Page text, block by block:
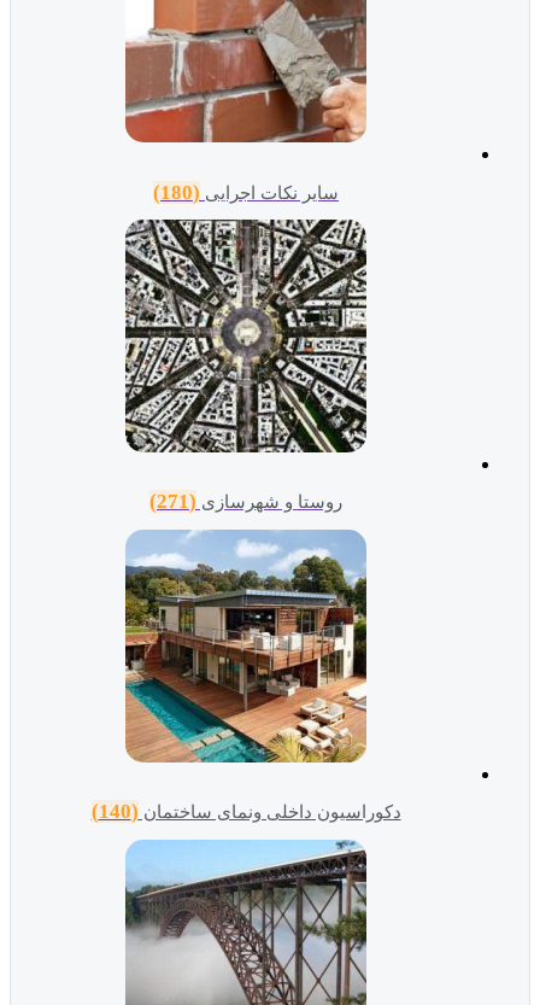
سایر نکات اجرایی
روستا و شهرسازی(271)
دکوراسیون داخلی ونمای ساختمان(140)